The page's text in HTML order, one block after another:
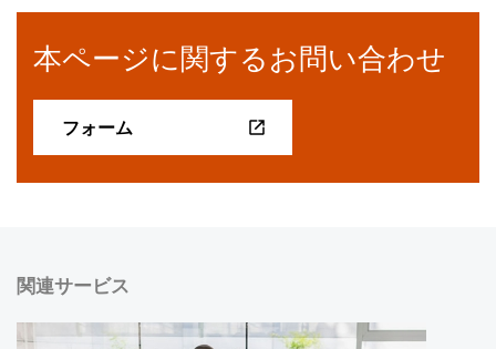
本ページに関するお問い合わせ
フォーム
関連サービス